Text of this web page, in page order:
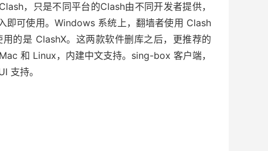
，只是不同平台的Clash由不同开发者提供，
即可使用。Windows 系统上，翻墙者使用 Clash
的是 ClashX。这两款软件删库之后，更推荐的
和 Linux，内建中文支持。sing-box 客户端，
支持。